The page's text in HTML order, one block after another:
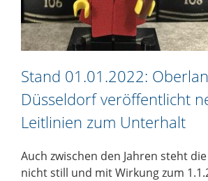
Stand 01.01.2022:
Düsseldorf veröffentlicht
Leitlinien zum Unterhalt
Auch zwischen den Jahren steht
nicht still und mit Wirkung zum